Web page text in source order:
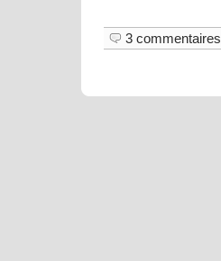
3 commentaires